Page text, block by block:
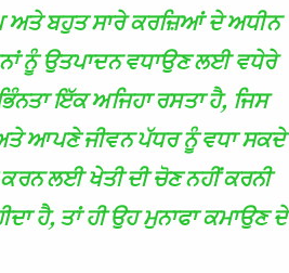
ਅਤੇ ਬਹੁਤ ਸਾਰੇ ਕਰਜ਼ਿਆਂ ਦੇ ਅਧੀਨ
ਨੂੰ ਉਤਪਾਦਨ ਵਧਾਉਣ ਲਈ ਵਧੇਰੇ
ਇੱਕ ਅਜਿਹਾ ਰਸਤਾ ਹੈ, ਜਿਸ
ਆਪਣੇ ਜੀਵਨ ਪੱਧਰ ਨੂੰ ਵਧਾ ਸਕਦੇ
ਲਈ ਖੇਤੀ ਦੀ ਚੋਣ ਨਹੀਂ ਕਰਨੀ
ਹੈ, ਤਾਂ ਹੀ ਉਹ ਮੁਨਾਫਾ ਕਮਾਉਣ ਦੇ